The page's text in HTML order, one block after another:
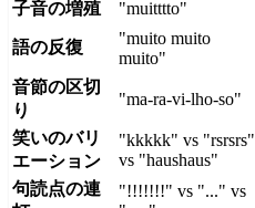
子音の増殖
"muitttto"
語の反復
"muito muito
muito"
音節の区切
り
"ma-ra-vi-lho-so"
笑いのバリ
エーション
"kkkkk" vs "rsrsrs"
vs "haushaus"
句読点の連
"!!!!!!!" vs "..." vs